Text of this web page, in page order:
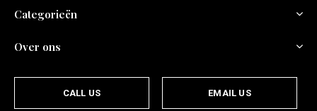
Categorieën
Over ons
CALL US EMAIL US